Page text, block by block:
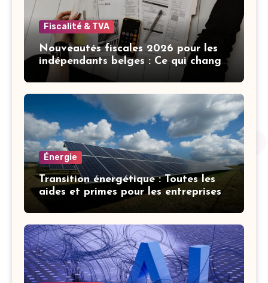
Fiscalité & TVA
Nouveautés fiscales 2026 pour les
indépendants belges : Ce qui change
cette année
Énergie
Transition énergétique : Toutes les
aides et primes pour les entreprises
belges en 2026